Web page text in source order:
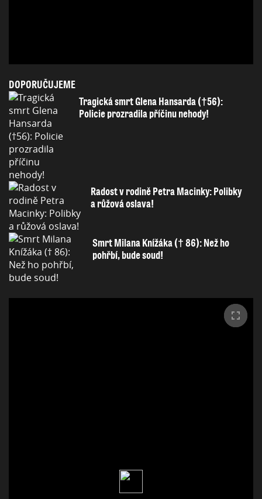
DOPORUČUJEME
Tragická smrt Glena Hansarda (†56):
Policie prozradila příčinu nehody!
Radost v rodině Petra Macinky: Polibky
a růžová oslava!
Smrt Milana Knížáka († 86): Než ho
pohřbí, bude soud!